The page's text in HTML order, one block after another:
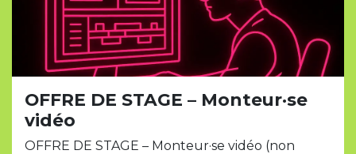
OFFRE DE STAGE – Monteur·se
vidéo
OFFRE DE STAGE – Monteur·se vidéo (non